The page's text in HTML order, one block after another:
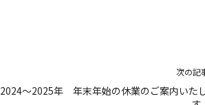
次の記
2024～2025年 年末年始の休業のご案内いた